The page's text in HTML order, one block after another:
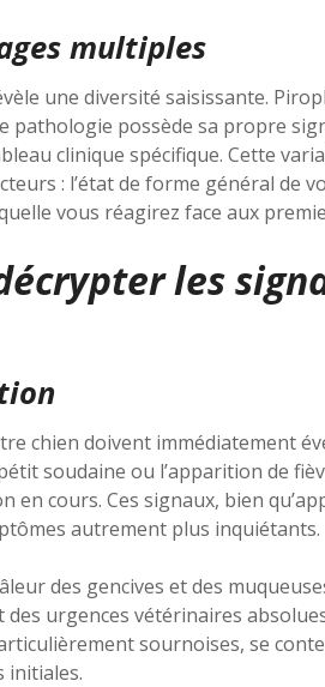
multiples
une diversité saisissante.
pathologie possède sa propre
clinique spécifique. Cette
: l’état de forme général de
vous réagirez face aux
les
chien doivent immédiatement
soudaine ou l’apparition de
cours. Ces signaux, bien
autrement plus inquiétants.
des gencives et des
urgences vétérinaires
sournoises, se
initiales.